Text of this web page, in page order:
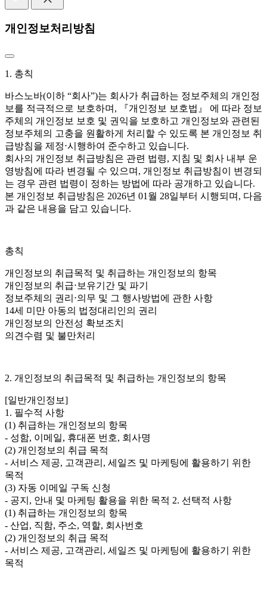
개인정보처리방침
1. 총칙
바스노바(이하 “회사”)는 회사가 취급하는 정보주체의 개인정
보를 적극적으로 보호하며, 『개인정보 보호법』 에 따라 정보
주체의 개인정보 보호 및 권익을 보호하고 개인정보와 관련된
정보주체의 고충을 원활하게 처리할 수 있도록 본 개인정보 취
급방침을 제정⋅시행하여 준수하고 있습니다.
회사의 개인정보 취급방침은 관련 법령, 지침 및 회사 내부 운
영방침에 따라 변경될 수 있으며, 개인정보 취급방침이 변경되
는 경우 관련 법령이 정하는 방법에 따라 공개하고 있습니다.
본 개인정보 취급방침은 2026년 01월 28일부터 시행되며, 다음
과 같은 내용을 담고 있습니다.
총칙
개인정보의 취급목적 및 취급하는 개인정보의 항목
개인정보의 취급⋅보유기간 및 파기
정보주체의 권리⋅의무 및 그 행사방법에 관한 사항
14세 미만 아동의 법정대리인의 권리
개인정보의 안전성 확보조치
의견수렴 및 불만처리
2. 개인정보의 취급목적 및 취급하는 개인정보의 항목
[일반개인정보]
1. 필수적 사항
(1) 취급하는 개인정보의 항목
- 성함, 이메일, 휴대폰 번호, 회사명
(2) 개인정보의 취급 목적
- 서비스 제공, 고객관리, 세일즈 및 마케팅에 활용하기 위한
목적
(3) 자동 이메일 구독 신청
- 공지, 안내 및 마케팅 활용을 위한 목적 2. 선택적 사항
(1) 취급하는 개인정보의 항목
- 산업, 직함, 주소, 역할, 회사번호
(2) 개인정보의 취급 목적
- 서비스 제공, 고객관리, 세일즈 및 마케팅에 활용하기 위한
목적